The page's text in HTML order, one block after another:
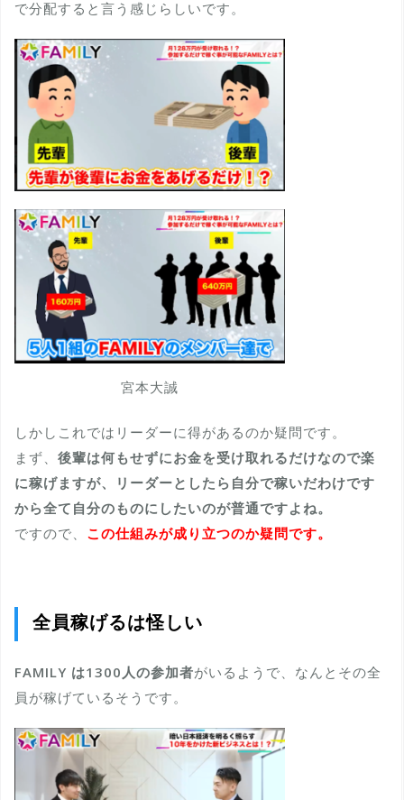
で分配すると言う感じらしいです。
宮本大誠
しかしこれではリーダーに得があるのか疑問です。
まず、 後輩は何もせずにお金を受け取れるだけなので楽
に稼げますが、リーダーとしたら自分で稼いだわけです
から全て自分のものにしたいのが普通ですよね。
ですので、 この仕組みが成り立つのか疑問です。
全員稼げるは怪しい
FAMILY は1300人の参加者がいるようで、なんとその全
員が稼げているそうです。